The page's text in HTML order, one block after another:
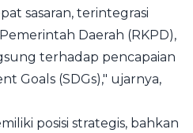
sasaran, terintegrasi
Daerah (RKPD),
terhadap pencapaian
Goals (SDGs)," ujarnya,
posisi strategis, bahkan